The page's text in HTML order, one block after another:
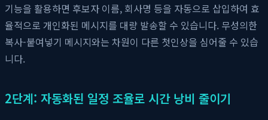
기능을 활용하면 후보자 이름, 회사명 등을 자동으로 삽입하여 효
율적으로 개인화된 메시지를 대량 발송할 수 있습니다. 무성의한
복사-붙여넣기 메시지와는 차원이 다른 첫인상을 심어줄 수 있습
니다.
2단계: 자동화된 일정 조율로 시간 낭비 줄이기